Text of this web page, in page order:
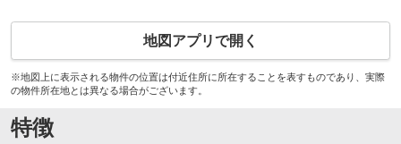
地図アプリで開く
※地図上に表示される物件の位置は付近住所に所在することを表すものであり、実際
の物件所在地とは異なる場合がございます。
特徴